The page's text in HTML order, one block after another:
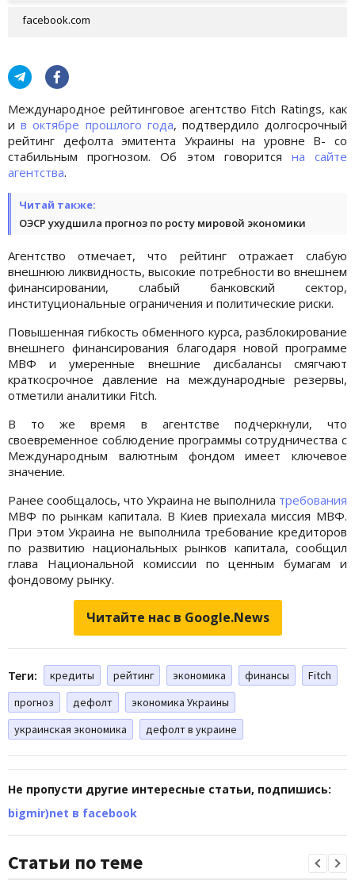
facebook.com
Международное рейтинговое агентство Fitch Ratings, как
ив октябре прошлого года, подтвердило долгосрочный
рейтинг дефолта эмитента Украины на уровне B- со
стабильным прогнозом. Об этом говорится на сайте
агентства.
Читай также:
ОЭСР ухудшила прогноз по росту мировой экономики
Агентство отмечает, что рейтинг отражает слабую
внешнюю ликвидность, высокие потребности во внешнем
финансировании, слабый банковский сектор,
институциональные ограничения и политические риски.
Повышенная гибкость обменного курса, разблокирование
внешнего финансирования благодаря новой программе
МВФ и умеренные внешние дисбалансы смягчают
краткосрочное давление на международные резервы,
отметили аналитики Fitch.
В то же время в агентстве подчеркнули, что
своевременное соблюдение программы сотрудничества с
Международным валютным фондом имеет ключевое
значение.
Ранее сообщалось, что Украина не выполнила требования
МВФ по рынкам капитала. В Киев приехала миссия МВФ.
При этом Украина не выполнила требование кредиторов
по развитию национальных рынков капитала, сообщил
глава Национальной комиссии по ценным бумагам и
фондовому рынку.
Читайте нас в Google.News
Теги: кредиты рейтинг экономика финансы
Fitch
прогноз
дефолт
экономика Украины
украинская экономика
дефолт в украине
Не пропусти другие интересные статьи, подпишись:
bigmir)net в facebook
Статьи по теме